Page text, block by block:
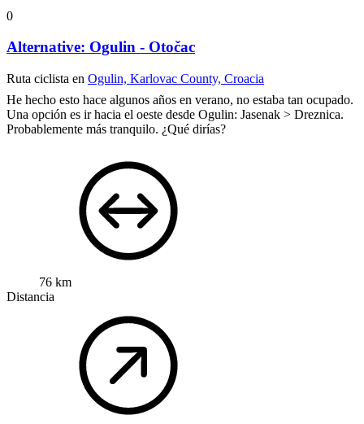
0
Alternative: Ogulin - Otočac
Ruta ciclista en Ogulin, Karlovac County, Croacia
He hecho esto hace algunos años en verano, no estaba tan ocupado.
Una opción es ir hacia el oeste desde Ogulin: Jasenak > Dreznica.
Probablemente más tranquilo. ¿Qué dirías?
76 km
Distancia